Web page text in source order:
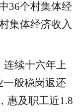
36个村集体经
集体经济收入
连续十六年上
一般稳岗返还
惠及职工近1.8